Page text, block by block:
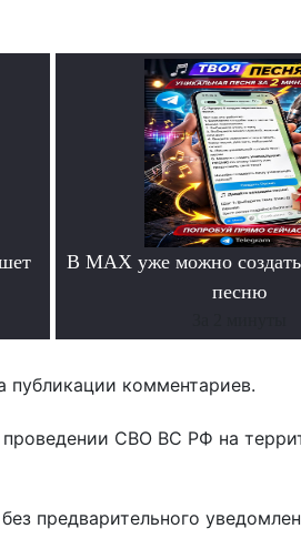
В MAX уже можно
песню
комментариев.
СВО ВС РФ на
предварительного